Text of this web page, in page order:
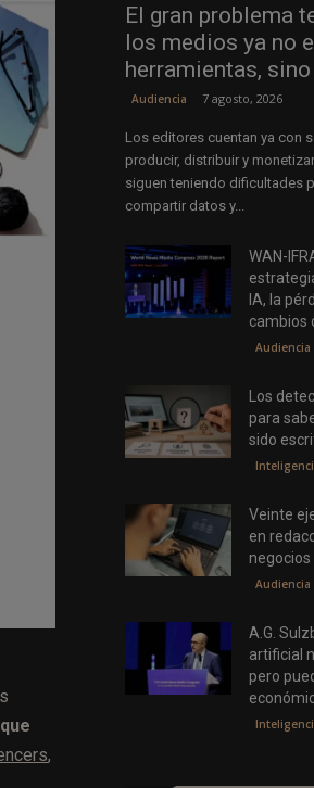
,
El gran problema
los medios ya no
herramientas,
Audiencia 7 agosto, 2026
Los editores cuentan ya con
producir, distribuir y
siguen teniendo dificultades
compartir datos y...
WAN-
IA, la
cambios
Audiencia
Los
para
sido
Veinte
en
Audiencia
A.G.
artificial
pero